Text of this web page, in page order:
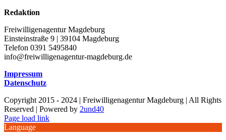
Redaktion
Freiwilligenagentur Magdeburg
Einsteinstraße 9 | 39104 Magdeburg
Telefon 0391 5495840
info@freiwilligenagentur-magdeburg.de
Impressum
Datenschutz
Copyright 2015 - 2024 | Freiwilligenagentur Magdeburg | All Rights
Reserved | Powered by 2und40
Facebook
Instagram
YouTube
Page load link
Language